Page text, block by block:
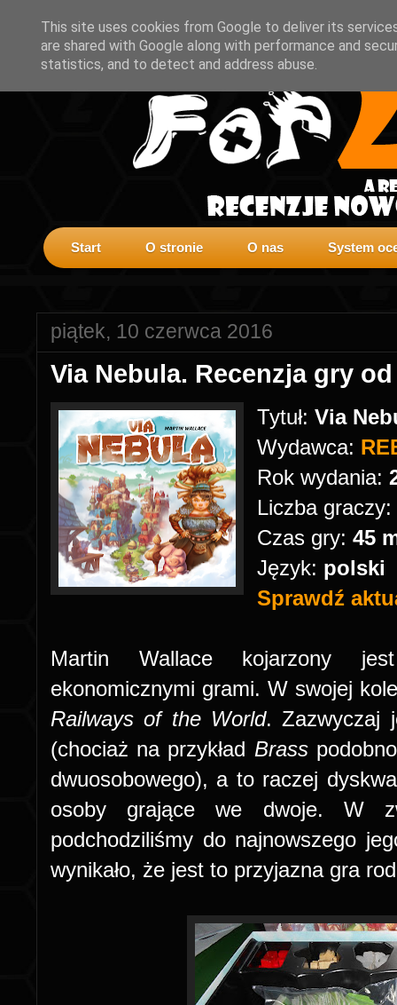
Start O stronie O nas System
piątek, 10 czerwca 2016
Via Nebula. Recenzja gry
Tytuł: Via
Wydawca:
Rok wydania:
Liczba graczy:
Czas gry: 45
Język: polski
Sprawdź
Martin Wallace kojarzony
ekonomicznymi grami. W swojej
Railways of the World. Zazwyczaj
(chociaż na przykład Brass
dwuosobowego), a to raczej
osoby grające we dwoje. W
podchodziliśmy do najnowszego
wynikało, że jest to przyjazna gra
This site uses cookies from Google to deliver its
are shared with Google along with performance and
statistics, and to detect and address abuse.